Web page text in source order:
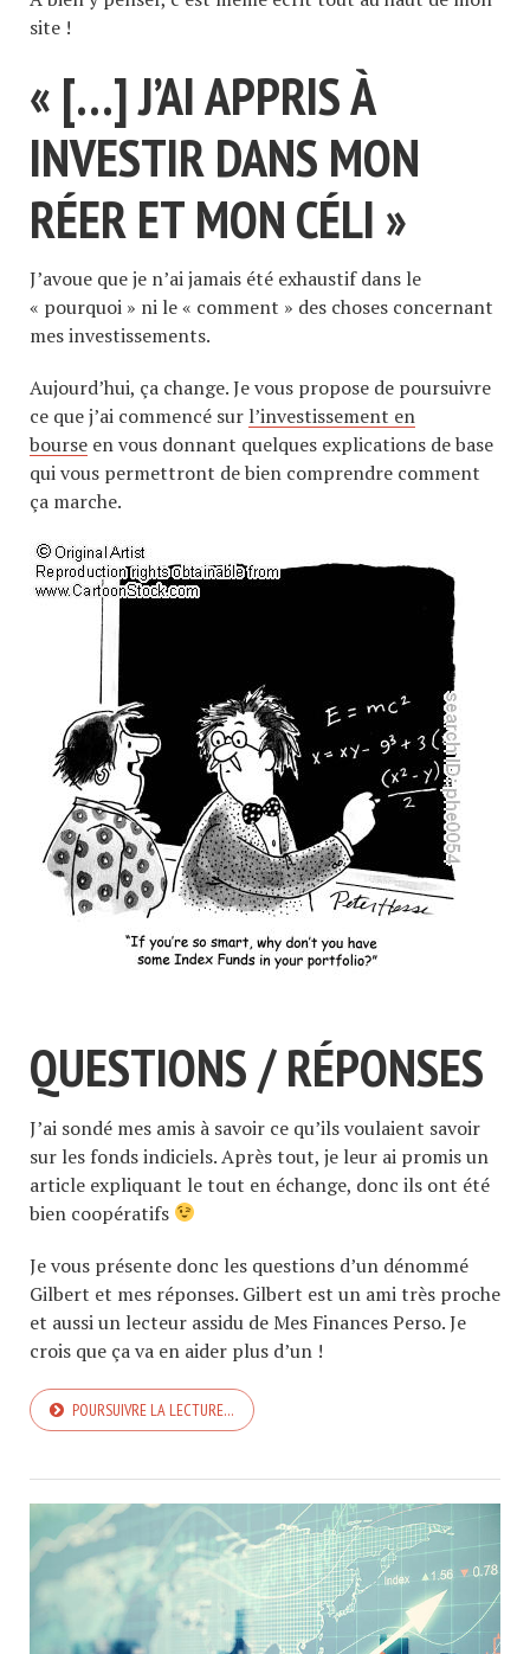
site !
« […] J’AI APPRIS À
INVESTIR DANS MON
RÉER ET MON CÉLI »
J’avoue que je n’ai jamais été exhaustif dans le
« pourquoi » ni le « comment » des choses concernant
mes investissements.
Aujourd’hui, ça change. Je vous propose de poursuivre
ce que j’ai commencé sur l’investissement en
bourse en vous donnant quelques explications de base
qui vous permettront de bien comprendre comment
ça marche.
QUESTIONS / RÉPONSES
J’ai sondé mes amis à savoir ce qu’ils voulaient savoir
sur les fonds indiciels. Après tout, je leur ai promis un
article expliquant le tout en échange, donc ils ont été
bien coopératifs
Je vous présente donc les questions d’un dénommé
Gilbert et mes réponses. Gilbert est un ami très proche
et aussi un lecteur assidu de Mes Finances Perso. Je
crois que ça va en aider plus d’un !
POURSUIVRE LA LECTURE…